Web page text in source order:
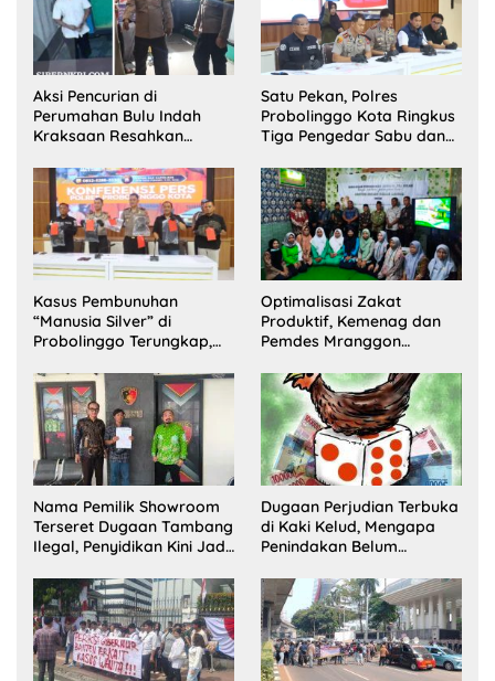
Aksi Pencurian di
Perumahan Bulu Indah
Kraksaan Resahkan
Satu Pekan, Polres
Probolinggo Kota Ringkus
Tiga Pengedar Sabu dan
Kasus Pembunuhan
“Manusia Silver” di
Probolinggo Terungkap,
Satu Buron
Optimalisasi Zakat
Produktif, Kemenag dan
Pemdes Mranggon
Pelaksana Kampung
Zakat
Nama Pemilik Showroom
Terseret Dugaan Tambang
Ilegal, Penyidikan Kini Jadi
Dugaan Perjudian Terbuka
di Kaki Kelud, Mengapa
Penindakan Belum